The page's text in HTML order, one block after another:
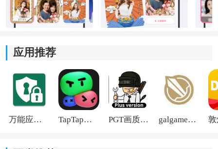
应用推荐
万能应用隐藏 TapTap国际版2026 PGT画质助手旧版 galgame游戏盒子2026